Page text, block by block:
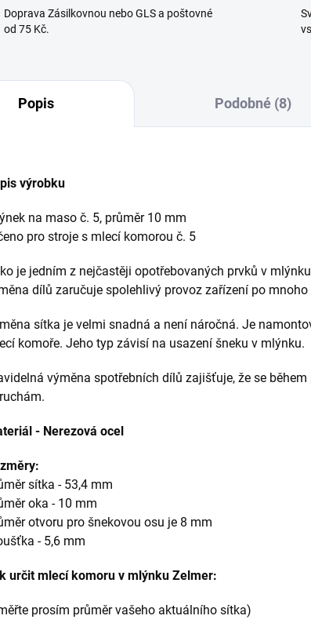
Doprava Zásilkovnou nebo GLS a poštovné
od 75 Kč.
Popis Podobné (8)
výrobku
na maso č. 5, průměr 10 mm
pro stroje s mlecí komorou č. 5
je jedním z nejčastěji opotřebovaných prvků v
dílů zaručuje spolehlivý provoz zařízení po mnoho
sítka je velmi snadná a není náročná. Je
komoře. Jeho typ závisí na usazení šneku v mlýnku.
výměna spotřebních dílů zajišťuje, že se
- Nerezová ocel
sítka - 53,4 mm
oka - 10 mm
otvoru pro šnekovou osu je 8 mm
- 5,6 mm
určit mlecí komoru v mlýnku Zelmer:
prosím průměr vašeho aktuálního sítka)